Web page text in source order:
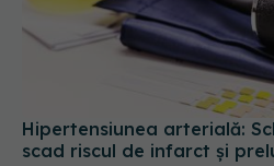
Hipertensiunea arterială:
scad riscul de infarct și